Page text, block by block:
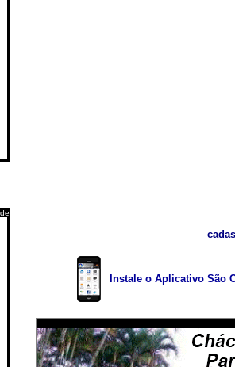
Instale o Aplicativo São